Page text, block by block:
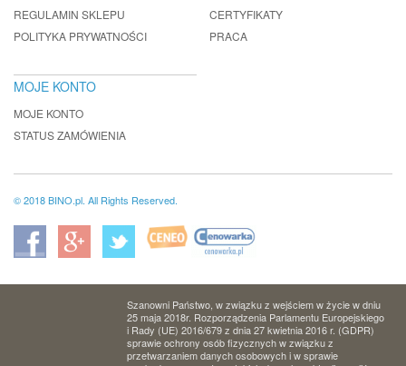
REGULAMIN SKLEPU
POLITYKA PRYWATNOŚCI
CERTYFIKATY
PRACA
MOJE KONTO
MOJE KONTO
STATUS ZAMÓWIENIA
© 2018 BINO.pl. All Rights Reserved.
Szanowni Państwo, w związku z wejściem w życie w dniu
25 maja 2018r. Rozporządzenia Parlamentu Europejskiego
i Rady (UE) 2016/679 z dnia 27 kwietnia 2016 r. (GDPR)
sprawie ochrony osób fizycznych w związku z
przetwarzaniem danych osobowych i w sprawie